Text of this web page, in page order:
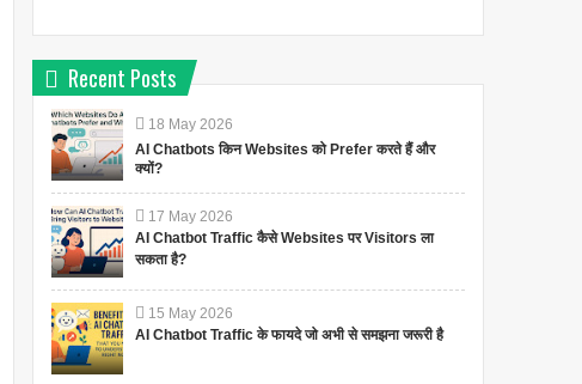
Recent Posts
18 May 2026
AI Chatbots किन Websites को Prefer करते हैं और
क्यों?
17 May 2026
AI Chatbot Traffic कैसे Websites पर Visitors ला
सकता है?
15 May 2026
AI Chatbot Traffic के फायदे जो अभी से समझना जरूरी है